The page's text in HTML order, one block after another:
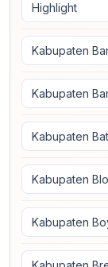
Highlight
Kabupaten
Kabupaten
Kabupaten
Kabupaten
Kabupaten